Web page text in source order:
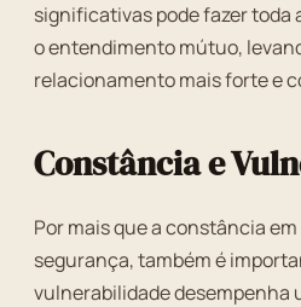
significativas pode fazer toda
o entendimento mútuo,
relacionamento mais forte e
Constância e
Por mais que a constância
segurança, também é
vulnerabilidade desempenha